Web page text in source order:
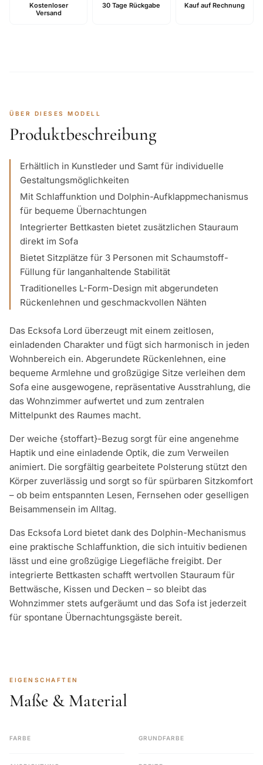
Kostenloser
Versand
30 Tage Rückgabe Kauf auf Rechnung
ÜBER DIESES MODELL
Produktbeschreibung
Erhältlich in Kunstleder und Samt für individuelle
Gestaltungsmöglichkeiten
Mit Schlaffunktion und Dolphin-Aufklappmechanismus
für bequeme Übernachtungen
Integrierter Bettkasten bietet zusätzlichen Stauraum
direkt im Sofa
Bietet Sitzplätze für 3 Personen mit Schaumstoff-
Füllung für langanhaltende Stabilität
Traditionelles L-Form-Design mit abgerundeten
Rückenlehnen und geschmackvollen Nähten
Das Ecksofa Lord überzeugt mit einem zeitlosen,
einladenden Charakter und fügt sich harmonisch in jeden
Wohnbereich ein. Abgerundete Rückenlehnen, eine
bequeme Armlehne und großzügige Sitze verleihen dem
Sofa eine ausgewogene, repräsentative Ausstrahlung, die
das Wohnzimmer aufwertet und zum zentralen
Mittelpunkt des Raumes macht.
Der weiche {stoffart}-Bezug sorgt für eine angenehme
Haptik und eine einladende Optik, die zum Verweilen
animiert. Die sorgfältig gearbeitete Polsterung stützt den
Körper zuverlässig und sorgt so für spürbaren Sitzkomfort
– ob beim entspannten Lesen, Fernsehen oder geselligen
Beisammensein im Alltag.
Das Ecksofa Lord bietet dank des Dolphin-Mechanismus
eine praktische Schlaffunktion, die sich intuitiv bedienen
lässt und eine großzügige Liegefläche freigibt. Der
integrierte Bettkasten schafft wertvollen Stauraum für
Bettwäsche, Kissen und Decken – so bleibt das
Wohnzimmer stets aufgeräumt und das Sofa ist jederzeit
für spontane Übernachtungsgäste bereit.
EIGENSCHAFTEN
Maße & Material
FARBE GRUNDFARBE